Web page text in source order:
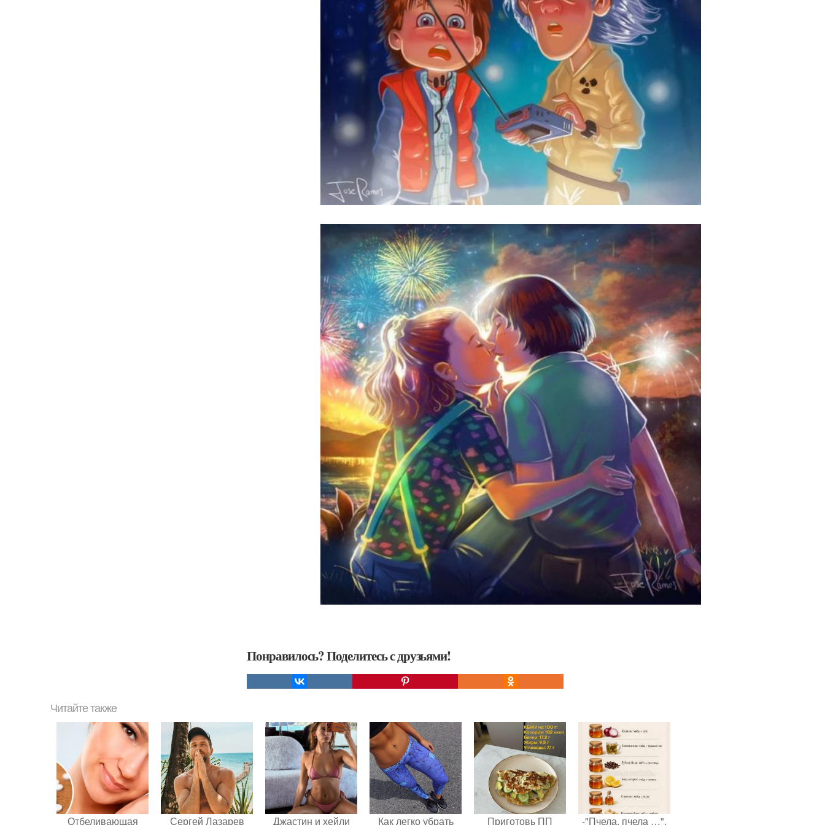
Понравилось? Поделитесь с друзьями!
Читайте также
Отбеливающая Сергей Лазарев Джастин и хейли Как легко убрать Приготовь ПП -"Пчела, пчела …".